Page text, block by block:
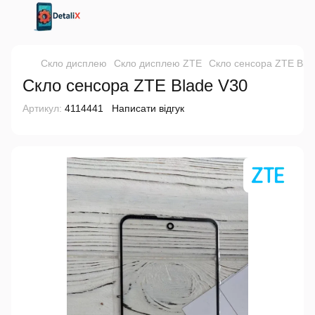
Скло дисплею Скло дисплею ZTE Скло сенсора ZTE
Скло сенсора ZTE Blade V30
Артикул: 4114441 Написати відгук